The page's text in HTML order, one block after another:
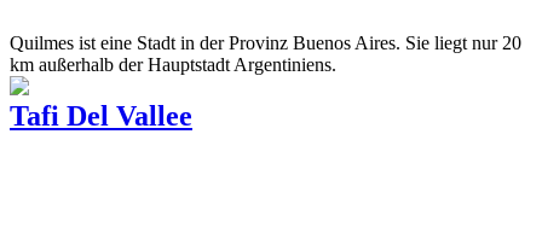
Quilmes ist eine Stadt in der Provinz Buenos Aires. Sie liegt nur 20
km außerhalb der Hauptstadt Argentiniens.
Tafi Del Vallee